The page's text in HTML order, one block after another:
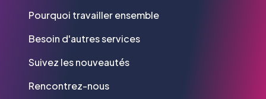
Pourquoi travailler ensemble
Besoin d'autres services
Suivez les nouveautés
Rencontrez-nous